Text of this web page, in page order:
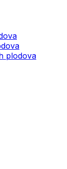
plodova